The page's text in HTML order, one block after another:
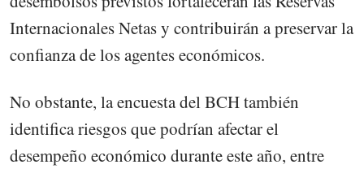
Internacionales Netas y contribuirán a preservar la
confianza de los agentes económicos.
No obstante, la encuesta del BCH también
identifica riesgos que podrían afectar el
desempeño económico durante este año, entre